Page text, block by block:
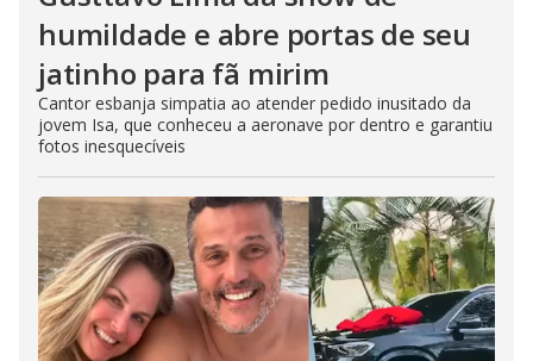
humildade e abre portas de seu
jatinho para fã mirim
Cantor esbanja simpatia ao atender pedido inusitado da
jovem Isa, que conheceu a aeronave por dentro e garantiu
fotos inesquecíveis